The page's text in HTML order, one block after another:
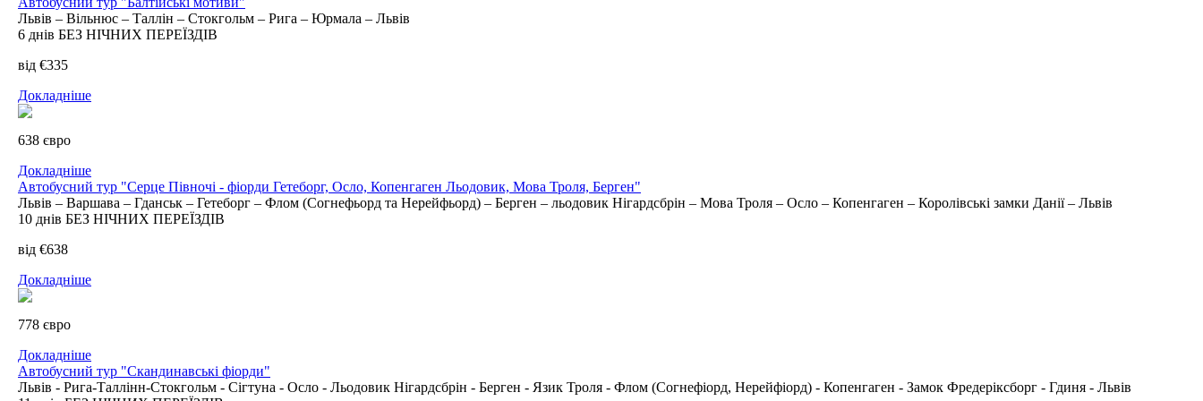
Львів – Вільнюс – Таллін – Стокгольм – Рига – Юрмала – Львів
6 днів БЕЗ НІЧНИХ ПЕРЕЇЗДІВ
від €335
Докладніше
638 євро
Докладніше
Автобусний тур "Серце Півночі - фіорди Гетеборг, Осло, Копенгаген Льодовик, Мова Троля, Берген"
Львів – Варшава – Гданськ – Гетеборг – Флом (Согнефьорд та Нерейфьорд) – Берген – льодовик Нігардсбрін – Мова Троля – Осло – Копенгаген – Королівські замки Данії – Львів
10 днів БЕЗ НІЧНИХ ПЕРЕЇЗДІВ
від €638
Докладніше
778 євро
Докладніше
Автобусний тур "Скандинавські фіорди"
Львів - Рига-Таллінн-Стокгольм - Сігтуна - Осло - Льодовик Нігардсбрін - Берген - Язик Троля - Флом (Согнефіорд, Нерейфіорд) - Копенгаген - Замок Фредеріксборг - Гдиня - Львів